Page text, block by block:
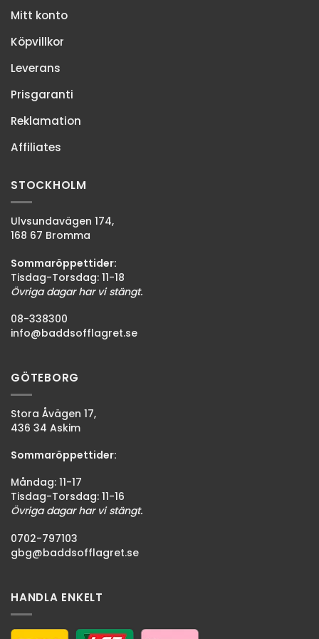
Mitt konto
Köpvillkor
Leverans
Prisgaranti
Reklamation
Affiliates
STOCKHOLM
Ulvsundavägen 174,
168 67 Bromma
Sommaröppettider:
Tisdag-Torsdag: 11-18
Övriga dagar har vi stängt.
08-338300
info@baddsofflagret.se
GÖTEBORG
Stora Åvägen 17,
436 34 Askim
Sommaröppettider:
Måndag: 11-17
Tisdag-Torsdag: 11-16
Övriga dagar har vi stängt.
0702-797103
gbg@baddsofflagret.se
HANDLA ENKELT